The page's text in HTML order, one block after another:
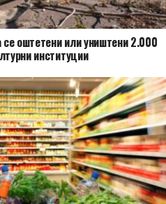
се оштетени или уништени 2.000
институции